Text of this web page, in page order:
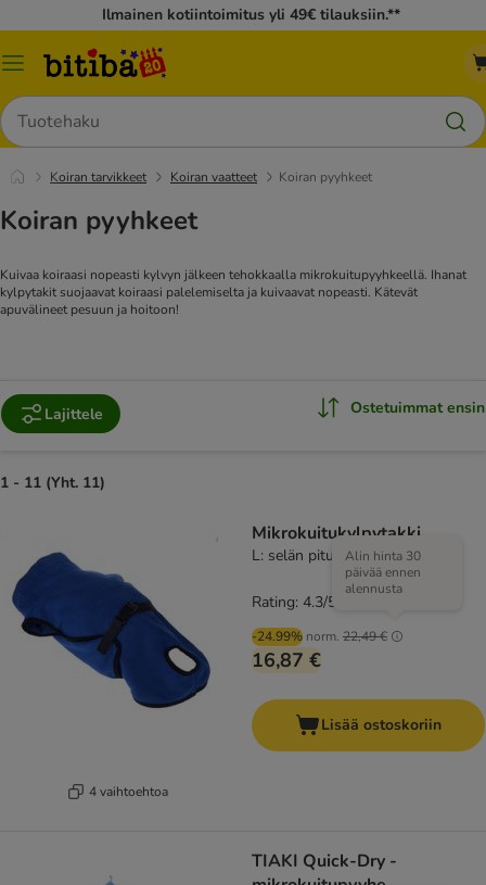
Ilmainen kotiintoimitus yli 49€ tilauksiin.**
Katalogivalikko
Hae
Koiran tarvikkeet Koiran vaatteet Koiran pyyhkeet
Koiran pyyhkeet
Kuivaa koiraasi nopeasti kylvyn jälkeen tehokkaalla mikrokuitupyyhkeellä. Ihanat
kylpytakit suojaavat koiraasi palelemiselta ja kuivaavat nopeasti. Kätevät
apuvälineet pesuun ja hoitoon!
Lajittele Ostetuimmat ensin
1 - 11 (Yht. 11)
4 vaihtoehtoa
Mikrokuitukylpytakki
L: selän pituus noin 73 cm
-24.99% norm. 22,49 €
Alin hinta 30
päivää ennen
alennusta
16,87 €
Rating: 4.3/5
Lisää ostoskoriin
TIAKI Quick-Dry -